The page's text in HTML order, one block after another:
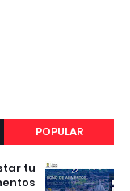
POPULAR
tu